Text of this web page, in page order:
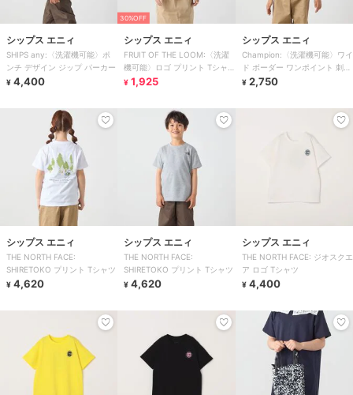
シップス エニィ
SHIPS any:〈洗濯機可能〉ポ
ンチ デザイン ジップ パーカー
¥ 4,400
30%OFF
シップス エニィ
FRUIT OF THE LOOM:〈洗濯
機可能〉ロゴ プリント Tシャ
ツ
¥ 1,925
シップス エニィ
Champion:〈洗濯機可能〉ワイ
ド ボーダー ワンポイント 刺繍
Tシャツ
¥ 2,750
シップス エニィ
THE NORTH FACE:
SHIRETOKO プリント Tシャツ
¥ 4,620
シップス エニィ
THE NORTH FACE:
SHIRETOKO プリント Tシャツ
¥ 4,620
シップス エニィ
THE NORTH FACE: ジオスクエ
ア ロゴ Tシャツ
¥ 4,400